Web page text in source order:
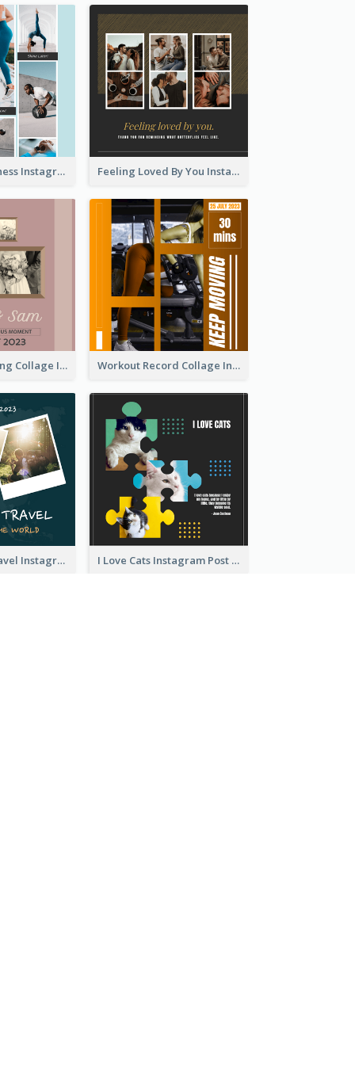
Sweat Now Fitness Instagram Post Feeling Loved By You Instagram Post
Vintage Wedding Collage Instagram Post Workout Record Collage Instagram Post
Backpacker Travel Instagram Post I Love Cats Instagram Post